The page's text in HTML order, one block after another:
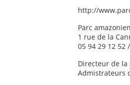
http://
Parc
1 rue de la
05 94 29 12 52
Directeur de la
Admistrateurs